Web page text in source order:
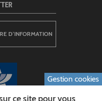
D’INFORMATION
Gestion cookies
ce site pour vous